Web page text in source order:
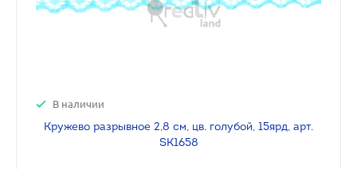
В наличии
Кружево разрывное 2,8 см, цв. голубой, 15ярд, арт.
SK1658